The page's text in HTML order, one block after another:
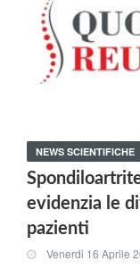
NEWS SCIENTIFICHE
evidenzia le
pazienti
Venerdi 16 Aprile